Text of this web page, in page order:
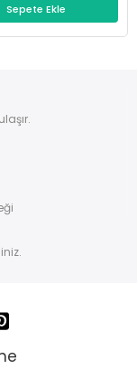
Sepete Ekle